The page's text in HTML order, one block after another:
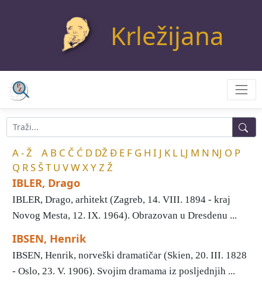
Krležijana
A - Ž A B C Č Ć D DŽ Đ E F G H I J K L LJ M N NJ O P
Q RSŠT U VWXYZ Ž
IBLER, Drago
IBLER, Drago, arhitekt (Zagreb, 14. VIII. 1894 - kraj
Novog Mesta, 12. IX. 1964). Obrazovan u Dresdenu ...
IBSEN, Henrik
IBSEN, Henrik, norveški dramatičar (Skien, 20. III. 1828
- Oslo, 23. V. 1906). Svojim dramama iz posljednjih ...